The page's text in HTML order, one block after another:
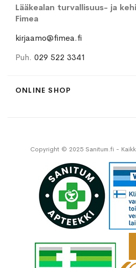
Lääkealan turvallisuus- ja
Fimea
kirjaamo@fimea.fi
Puh. 029 522 3341
ONLINE SHOP
Copyright © 2025 Sanitum.fi -